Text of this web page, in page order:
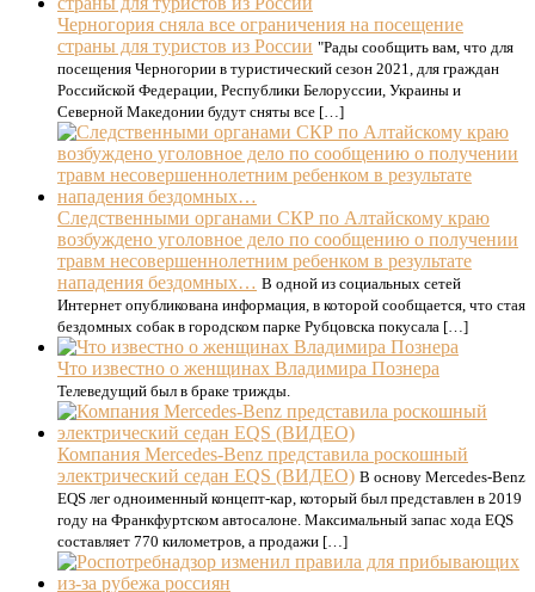
Черногория сняла все ограничения на посещение
страны для туристов из России "Рады сообщить вам, что для
посещения Черногории в туристический сезон 2021, для граждан
Российской Федерации, Республики Белоруссии, Украины и
Северной Македонии будут сняты все […]
Следственными органами СКР по Алтайскому краю
возбуждено уголовное дело по сообщению о получении
травм несовершеннолетним ребенком в результате
нападения бездомных… В одной из социальных сетей
Интернет опубликована информация, в которой сообщается, что стая
бездомных собак в городском парке Рубцовска покусала […]
Что известно о женщинах Владимира Познера
Телеведущий был в браке трижды.
Компания Mercedes-Benz представила роскошный
электрический седан EQS (ВИДЕО) В основу Mercedes-Benz
EQS лег одноименный концепт-кар, который был представлен в 2019
году на Франкфуртском автосалоне. Максимальный запас хода EQS
составляет 770 километров, а продажи […]